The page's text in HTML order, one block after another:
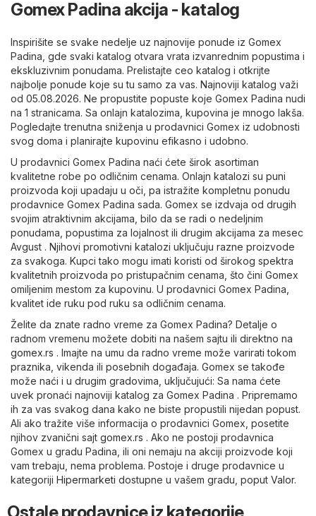
Gomex Padina akcija - katalog
Inspirišite se svake nedelje uz najnovije ponude iz Gomex
Padina, gde svaki katalog otvara vrata izvanrednim popustima i
ekskluzivnim ponudama. Prelistajte ceo katalog i otkrijte
najbolje ponude koje su tu samo za vas. Najnoviji katalog važi
od 05.08.2026. Ne propustite popuste koje Gomex Padina nudi
na 1 stranicama. Sa onlajn katalozima, kupovina je mnogo lakša.
Pogledajte trenutna sniženja u prodavnici Gomex iz udobnosti
svog doma i planirajte kupovinu efikasno i udobno.
U prodavnici Gomex Padina naći ćete širok asortiman
kvalitetne robe po odličnim cenama. Onlajn katalozi su puni
proizvoda koji upadaju u oči, pa istražite kompletnu ponudu
prodavnice Gomex Padina sada. Gomex se izdvaja od drugih
svojim atraktivnim akcijama, bilo da se radi o nedeljnim
ponudama, popustima za lojalnost ili drugim akcijama za mesec
Avgust . Njihovi promotivni katalozi uključuju razne proizvode
za svakoga. Kupci tako mogu imati koristi od širokog spektra
kvalitetnih proizvoda po pristupačnim cenama, što čini Gomex
omiljenim mestom za kupovinu. U prodavnici Gomex Padina,
kvalitet ide ruku pod ruku sa odličnim cenama.
Želite da znate radno vreme za Gomex Padina? Detalje o
radnom vremenu možete dobiti na našem sajtu ili direktno na
gomex.rs . Imajte na umu da radno vreme može varirati tokom
praznika, vikenda ili posebnih događaja. Gomex se takođe
može naći i u drugim gradovima, uključujući: Sa nama ćete
uvek pronaći najnoviji katalog za Gomex Padina . Pripremamo
ih za vas svakog dana kako ne biste propustili nijedan popust.
Ali ako tražite više informacija o prodavnici Gomex, posetite
njihov zvanični sajt gomex.rs . Ako ne postoji prodavnica
Gomex u gradu Padina, ili oni nemaju na akciji proizvode koji
vam trebaju, nema problema. Postoje i druge prodavnice u
kategoriji Hipermarketi dostupne u vašem gradu, poput Valor.
Ostale prodavnice iz kategorije